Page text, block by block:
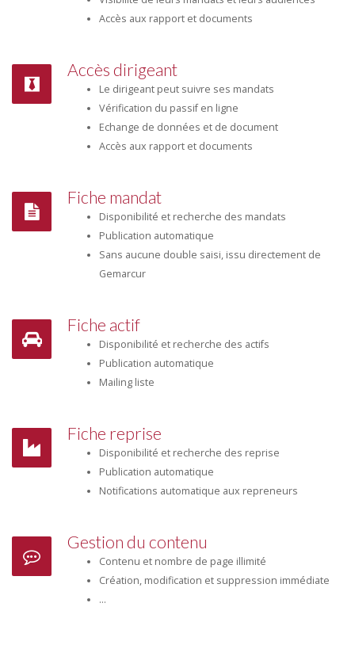
Accès aux rapport et documents
Accès dirigeant
Le dirigeant peut suivre ses mandats
Vérification du passif en ligne
Echange de données et de document
Accès aux rapport et documents
Fiche mandat
Disponibilité et recherche des mandats
Publication automatique
Sans aucune double saisi, issu directement de
Gemarcur
Fiche actif
Disponibilité et recherche des actifs
Publication automatique
Mailing liste
Fiche reprise
Disponibilité et recherche des reprise
Publication automatique
Notifications automatique aux repreneurs
Gestion du contenu
Contenu et nombre de page illimité
Création, modification et suppression immédiate
...